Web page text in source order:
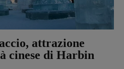
persone
attrazione
cinese di Harbin